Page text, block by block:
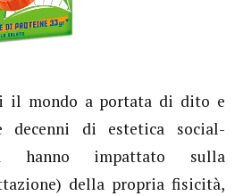
il mondo a portata di dito e
decenni di estetica social-
hanno impattato sulla
della propria fisicità,